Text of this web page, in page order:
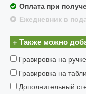
Оплата при
Ежедневник в
+ Также можно
Гравировка на
Гравировка на
Дополнительный